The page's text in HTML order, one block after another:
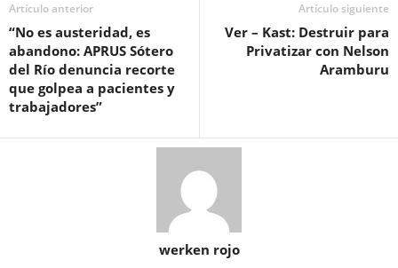
Artículo anterior
“No es austeridad, es
abandono: APRUS Sótero
del Río denuncia recorte
que golpea a pacientes y
trabajadores”
Artículo siguiente
Ver – Kast: Destruir para
Privatizar con Nelson
Aramburu
werken rojo